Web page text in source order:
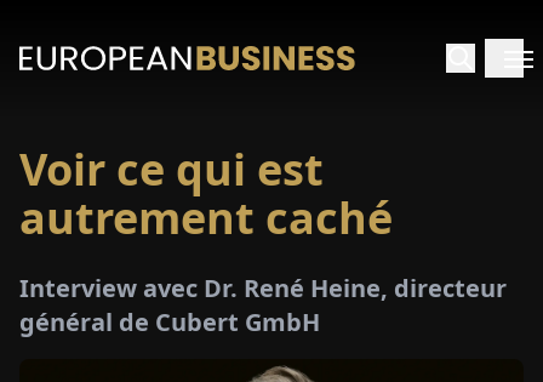
Voir ce qui est
autrement caché
Interview avec Dr. René Heine, directeur
général de Cubert GmbH